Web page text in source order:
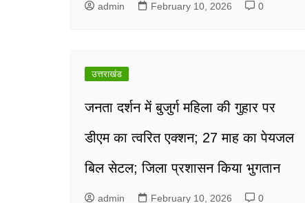
admin February 10, 2026 0
उत्तराखंड
जनता दर्शन में बुजुर्ग महिला की गुहार पर
डीएम का त्वरित एक्शन; 27 माह का पेयजल
बिल सेटल; जिला प्रशासन किया भुगतान
admin February 10, 2026 0